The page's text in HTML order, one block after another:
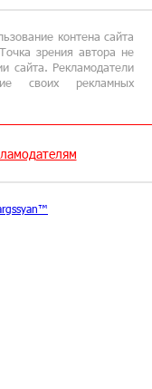
и
ежегодной
контена сайта
зрения автора не
сайта. Рекламодатели
своих рекламных